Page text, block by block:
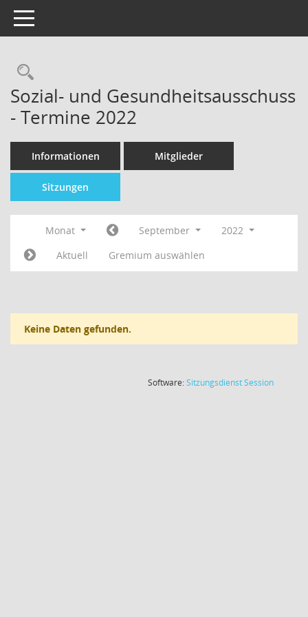
Toggle navigation
Sozial- und Gesundheitsausschuss
- Termine 2022
Informationen Mitglieder
Sitzungen
Monat September
2022
Aktuell
Gremium auswählen
Keine Daten gefunden.
Software:SitzungsdienstSession(Wird in